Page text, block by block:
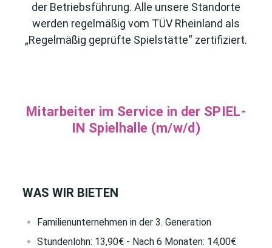
der Betriebsführung. Alle unsere Standorte
werden regelmäßig vom TÜV Rheinland als
„Regelmäßig geprüfte Spielstätte“ zertifiziert.
Mitarbeiter im Service in der SPIEL-
IN Spielhalle (m/w/d)
WAS WIR BIETEN
Familienunternehmen in der 3. Generation
Stundenlohn: 13,90€ - Nach 6 Monaten: 14,00€